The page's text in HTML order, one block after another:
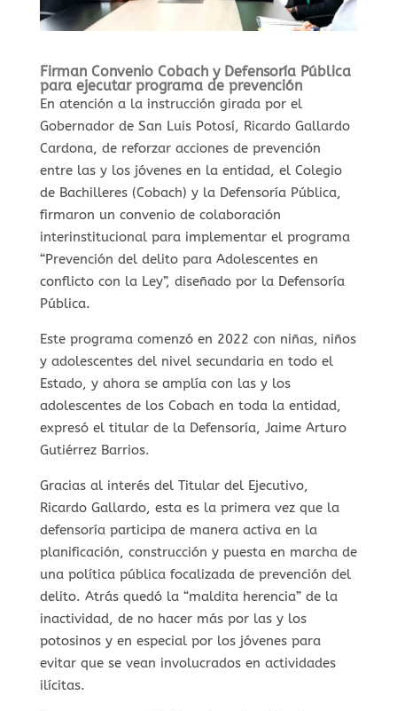
Firman Convenio Cobach y Defensoría Pública
para ejecutar programa de prevención
En atención a la instrucción girada por el
Gobernador de San Luis Potosí, Ricardo Gallardo
Cardona, de reforzar acciones de prevención
entre las y los jóvenes en la entidad, el Colegio
de Bachilleres (Cobach) y la Defensoría Pública,
firmaron un convenio de colaboración
interinstitucional para implementar el programa
“Prevención del delito para Adolescentes en
conflicto con la Ley”, diseñado por la Defensoría
Pública.
Este programa comenzó en 2022 con niñas, niños
y adolescentes del nivel secundaria en todo el
Estado, y ahora se amplía con las y los
adolescentes de los Cobach en toda la entidad,
expresó el titular de la Defensoría, Jaime Arturo
Gutiérrez Barrios.
Gracias al interés del Titular del Ejecutivo,
Ricardo Gallardo, esta es la primera vez que la
defensoría participa de manera activa en la
planificación, construcción y puesta en marcha de
una política pública focalizada de prevención del
delito. Atrás quedó la “maldita herencia” de la
inactividad, de no hacer más por las y los
potosinos y en especial por los jóvenes para
evitar que se vean involucrados en actividades
ilícitas.